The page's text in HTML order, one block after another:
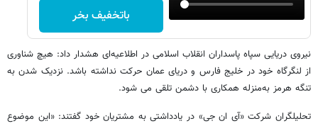
باتخفیف بخر
نیروی دریایی سپاه پاسداران انقلاب اسلامی در اطلاعیه‌ای هشدار داد: هیچ شناوری
از لنگرگاه خود در خلیج فارس و دریای عمان حرکت نداشته باشد. نزدیک شدن به
تنگه هرمز به‌منزله همکاری با دشمن تلقی می شود.
تحلیلگران شرکت «آی ان جی» در یادداشتی به مشتریان خود گفتند: «این موضوع